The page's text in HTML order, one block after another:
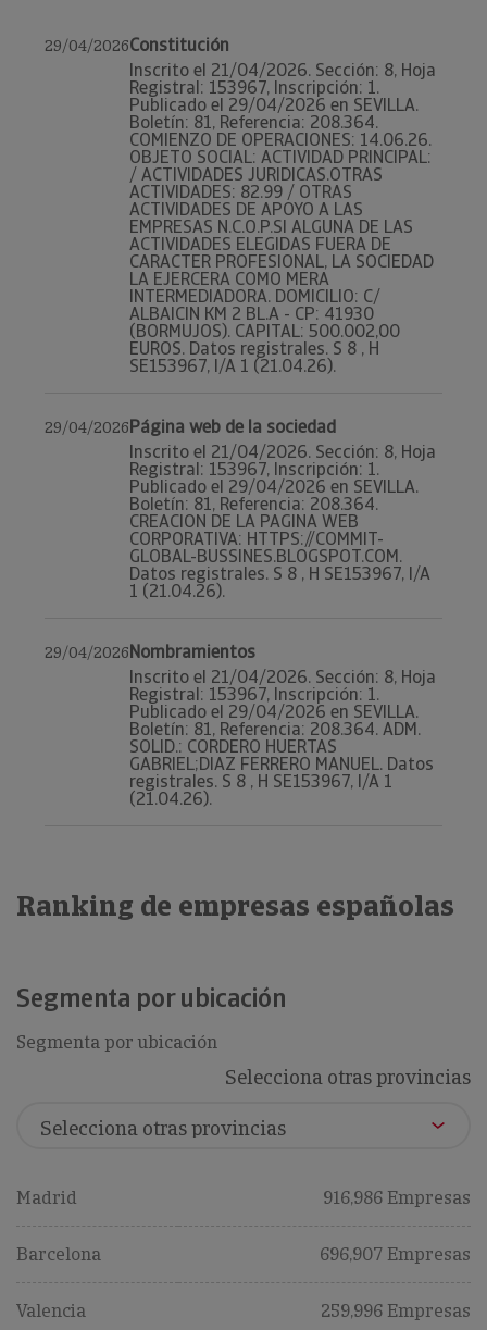
29/04/2026Constitución
Inscrito el 21/04/2026. Sección: 8, Hoja
Registral: 153967, Inscripción: 1.
Publicado el 29/04/2026 en SEVILLA.
Boletín: 81, Referencia: 208.364.
COMIENZO DE OPERACIONES: 14.06.26.
OBJETO SOCIAL: ACTIVIDAD PRINCIPAL:
/ ACTIVIDADES JURIDICAS.OTRAS
ACTIVIDADES: 82.99 / OTRAS
ACTIVIDADES DE APOYO A LAS
EMPRESAS N.C.O.P.SI ALGUNA DE LAS
ACTIVIDADES ELEGIDAS FUERA DE
CARACTER PROFESIONAL, LA SOCIEDAD
LA EJERCERA COMO MERA
INTERMEDIADORA. DOMICILIO: C/
ALBAICIN KM 2 BL.A - CP: 41930
(BORMUJOS). CAPITAL: 500.002,00
EUROS. Datos registrales. S 8 , H
SE153967, I/A 1 (21.04.26).
29/04/2026Página web de la sociedad
Inscrito el 21/04/2026. Sección: 8, Hoja
Registral: 153967, Inscripción: 1.
Publicado el 29/04/2026 en SEVILLA.
Boletín: 81, Referencia: 208.364.
CREACION DE LA PAGINA WEB
CORPORATIVA: HTTPS://COMMIT-
GLOBAL-BUSSINES.BLOGSPOT.COM.
Datos registrales. S 8 , H SE153967, I/A
1 (21.04.26).
29/04/2026Nombramientos
Inscrito el 21/04/2026. Sección: 8, Hoja
Registral: 153967, Inscripción: 1.
Publicado el 29/04/2026 en SEVILLA.
Boletín: 81, Referencia: 208.364. ADM.
SOLID.: CORDERO HUERTAS
GABRIEL;DIAZ FERRERO MANUEL. Datos
registrales. S 8 , H SE153967, I/A 1
(21.04.26).
Ranking de empresas españolas
Segmenta por ubicación
Segmenta por ubicación
Selecciona otras provincias
Madrid 916,986 Empresas
Barcelona 696,907 Empresas
Valencia 259,996 Empresas